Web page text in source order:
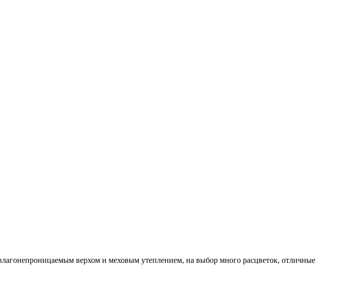
верхом и меховым утеплением, на выбор много расцветок, отличные